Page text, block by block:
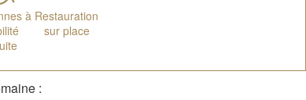
à Restauration
sur place
: